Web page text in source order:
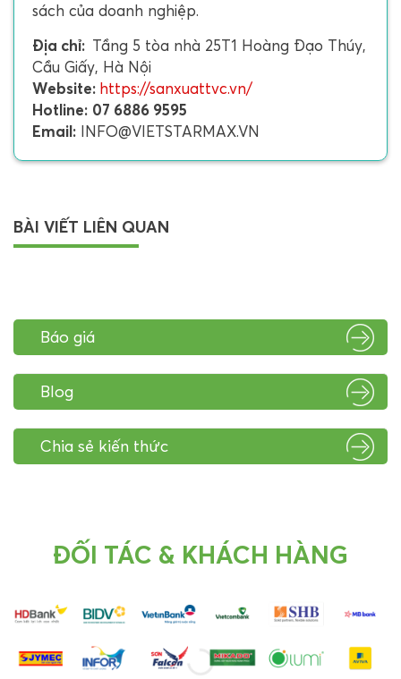
sách của doanh nghiệp.
Địa chỉ: Tầng 5 tòa nhà 25T1 Hoàng Đạo Thúy,
Cầu Giấy, Hà Nội
Website: https://sanxuattvc.vn/
Hotline: 07 6886 9595
Email: INFO@VIETSTARMAX.VN
BÀI VIẾT LIÊN QUAN
Báo giá
Blog
Chia sẻ kiến thức
ĐỐI TÁC & KHÁCH HÀNG